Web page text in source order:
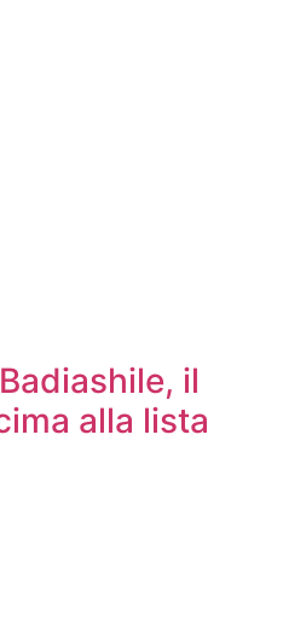
il
alla lista